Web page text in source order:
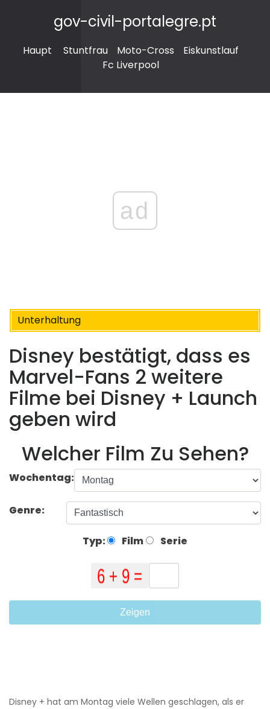
gov-civil-portalegre.pt
Haupt Stuntfrau Moto-Cross
Eiskunstlauf
Fc Liverpool
ad
Unterhaltung
Disney bestätigt, dass es
Marvel-Fans 2 weitere
Filme bei Disney + Launch
geben wird
Welcher Film Zu Sehen?
Wochentag:
Genre:
Typ: Film Serie
Zeigen
Disney + hat am Montag viele Wellen geschlagen, als er